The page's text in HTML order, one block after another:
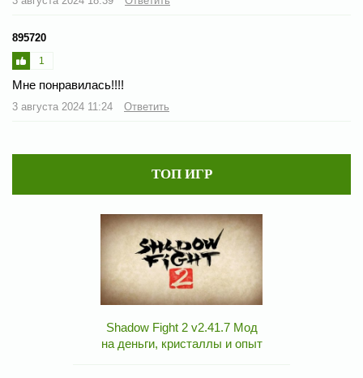
895720
1
Мне понравилась!!!!
3 августа 2024 11:24 Ответить
ТОП ИГР
Shadow Fight 2 v2.41.7 Мод
на деньги, кристаллы и опыт